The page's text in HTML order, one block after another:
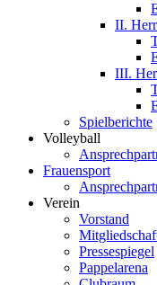
II.
III.
Spielberichte
Volleyball
Frauensport
Verein
Vorstand
Pressespiegel
Pappelarena